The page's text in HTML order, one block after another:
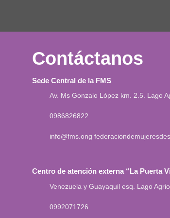
Contáctanos
Sede Central de la FMS
Av. Ms Gonzalo López km. 2.5. Lago
0986826822
info@fms.ong
Centro de atención externa “La Puerta
Venezuela y Guayaquil esq. Lago
0992071726